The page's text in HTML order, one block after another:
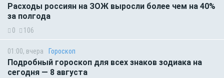
Расходы россиян на ЗОЖ выросли более чем на 40%
за полгода
0 106
01:00, вчера Гороскоп
Подробный гороскоп для всех знаков зодиака на
сегодня — 8 августа